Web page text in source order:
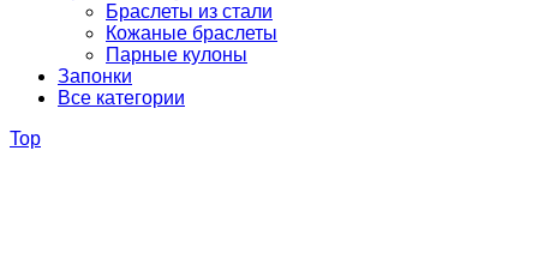
Браслеты из стали
Кожаные браслеты
Парные кулоны
Запонки
Все категории
Top